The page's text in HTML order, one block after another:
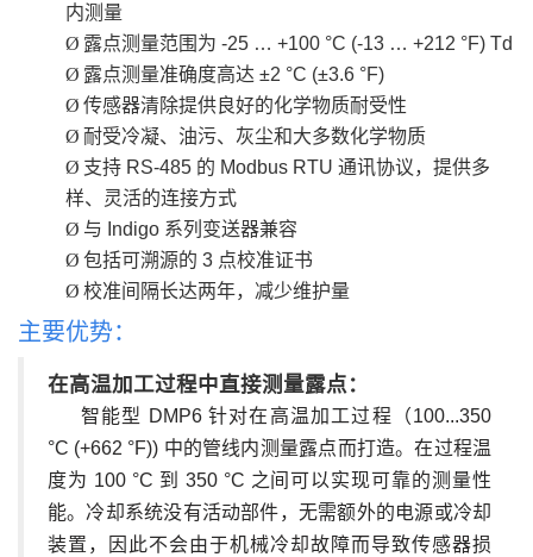
内测量
Ø 露点测量范围为 -25 … +100 °C (-13 … +212 °F) Td
Ø 露点测量准确度高达 ±2 °C (±3.6 °F)
Ø 传感器清除提供良好的化学物质耐受性
Ø 耐受冷凝、油污、灰尘和大多数化学物质
Ø 支持 RS-485 的 Modbus RTU 通讯协议，提供多
样、灵活的连接方式
Ø 与 Indigo 系列变送器兼容
Ø 包括可溯源的 3 点校准证书
Ø 校准间隔长达两年，减少维护量
主要优势：
在高温加工过程中直接测量露点：
智能型 DMP6 针对在高温加工过程（100...350
°C (+662 °F)) 中的管线内测量露点而打造。在过程温
度为 100 °C 到 350 °C 之间可以实现可靠的测量性
能。冷却系统没有活动部件，无需额外的电源或冷却
装置，因此不会由于机械冷却故障而导致传感器损